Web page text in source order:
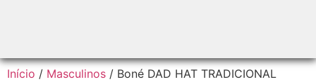
Início / Masculinos / Boné DAD HAT TRADICIONAL